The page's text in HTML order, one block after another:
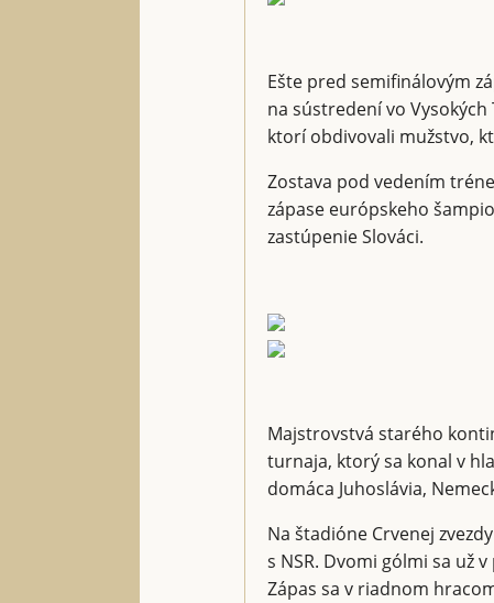
Ešte pred semifinálovým
na sústredení vo
ktorí obdivovali mužstvo,
Zostava pod vedením
zápase európskeho
zastúpenie Slováci.
Majstrovstvá starého
turnaja, ktorý sa konal v
domáca Juhoslávia,
Na štadióne Crvenej
s NSR. Dvomi gólmi sa už
Zápas sa v riadnom